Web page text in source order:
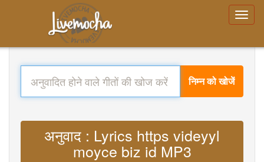
निम्न को खोजें
अनुवाद : Lyrics https videyyl
moyce biz id MP3